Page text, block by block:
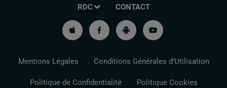
RDC CONTACT
Mentions Légales Conditions Générales d'Utilisation
Politique de Confidentialité Politique Cookies